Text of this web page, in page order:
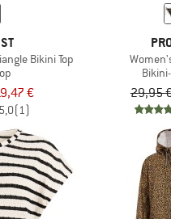
Bikini Top
€
5,0(1)
29,95